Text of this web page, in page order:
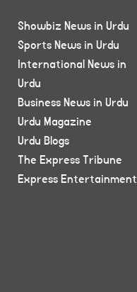
Showbiz News in Urdu
Sports News in Urdu
International News in
Urdu
Business News in Urdu
Urdu Magazine
Urdu Blogs
The Express Tribune
Express Entertainment